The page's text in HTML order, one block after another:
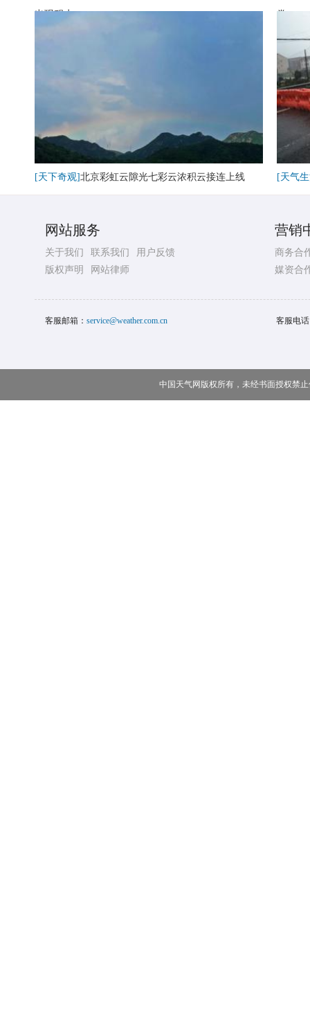
出现积水
卷
[天下奇观]北京彩虹云隙光七彩云浓积云接连上线 [天气
网站服务
关于我们 联系我们
用户反馈
版权声明
网站律师
营销
商务合
媒资合
客服邮箱： service@weather.com.cn 客服电
中国天气网版权所有，未经书面授权